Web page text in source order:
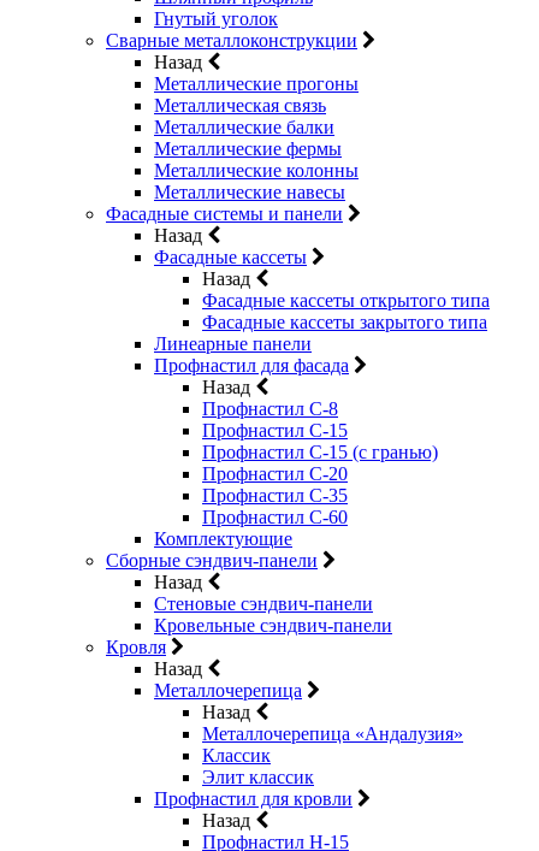
Гнутый уголок
Сварные металлоконструкции
Назад
Металлические прогоны
Металлическая связь
Металлические балки
Металлические фермы
Металлические колонны
Металлические навесы
Фасадные системы и панели
Назад
Фасадные кассеты
Назад
Фасадные кассеты открытого типа
Фасадные кассеты закрытого типа
Линеарные панели
Профнастил для фасада
Назад
Профнастил С-8
Профнастил С-15
Профнастил С-15 (с гранью)
Профнастил С-20
Профнастил С-35
Профнастил С-60
Комплектующие
Сборные сэндвич-панели
Назад
Стеновые сэндвич-панели
Кровельные сэндвич-панели
Кровля
Назад
Металлочерепица
Назад
Металлочерепица «Андалузия»
Классик
Элит классик
Профнастил для кровли
Назад
Профнастил Н-15